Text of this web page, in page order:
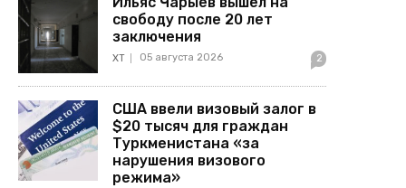
свободу после 20 лет
заключения
ХТ 05 августа 2026 2
США ввели визовый залог в
$20 тысяч для граждан
Туркменистана «за
нарушения визового
режима»